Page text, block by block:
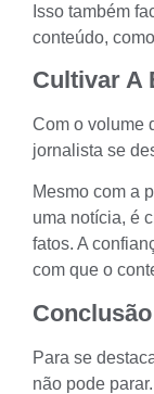
Isso também
conteúdo,
Cultivar A
Com o volume
jornalista se
Mesmo com a
uma notícia, é
fatos. A
com que o
Conclusão
Para se
não pode parar.